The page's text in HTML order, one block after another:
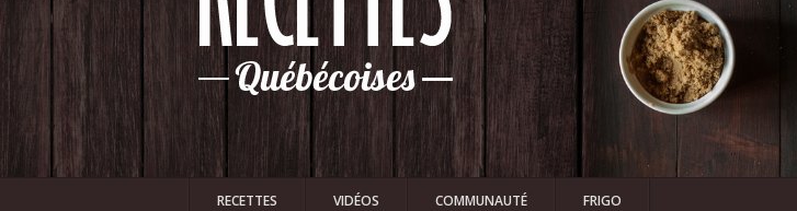
RECETTES VIDÉOS COMMUNAUTÉ FRIGO